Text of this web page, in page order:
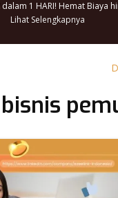
dalam 1 HARI! Hemat Biaya
Lihat Selengkapnya